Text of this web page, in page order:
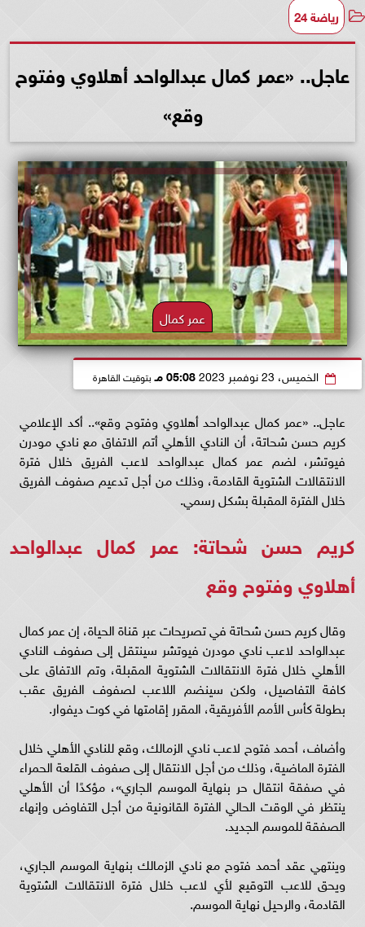
رياضة 24
عاجل.. «عمر كمال عبدالواحد أهلاوي وفتوح
وقع»
عمر كمال
الخميس، 23 نوفمبر 2023 05:08 مـ بتوقيت القاهرة
عاجل.. «عمر كمال عبدالواحد أهلاوي وفتوح وقع».. أكد الإعلامي
كريم حسن شحاتة، أن النادي الأهلي أتم الاتفاق مع نادي مودرن
فيوتشر، لضم عمر كمال عبدالواحد لاعب الفريق خلال فترة
الانتقالات الشتوية القادمة، وذلك من أجل تدعيم صفوف الفريق
خلال الفترة المقبلة بشكل رسمي.
كريم حسن شحاتة: عمر كمال عبدالواحد
أهلاوي وفتوح وقع
وقال كريم حسن شحاتة في تصريحات عبر قناة الحياة، إن عمر كمال
عبدالواحد لاعب نادي مودرن فيوتشر سينتقل إلى صفوف النادي
الأهلي خلال فترة الانتقالات الشتوية المقبلة، وتم الاتفاق على
كافة التفاصيل، ولكن سينضم اللاعب لصفوف الفريق عقب
بطولة كأس الأمم الأفريقية، المقرر إقامتها في كوت ديفوار.
وأضاف، أحمد فتوح لاعب نادي الزمالك، وقع للنادي الأهلي خلال
الفترة الماضية، وذلك من أجل الانتقال إلى صفوف القلعة الحمراء
في صفقة انتقال حر بنهاية الموسم الجاري»، مؤكدًا أن الأهلي
ينتظر في الوقت الحالي الفترة القانونية من أجل التفاوض وإنهاء
الصفقة للموسم الجديد.
وينتهي عقد أحمد فتوح مع نادي الزمالك بنهاية الموسم الجاري،
ويحق للاعب التوقيع لأي لاعب خلال فترة الانتقالات الشتوية
القادمة، والرحيل نهاية الموسم.